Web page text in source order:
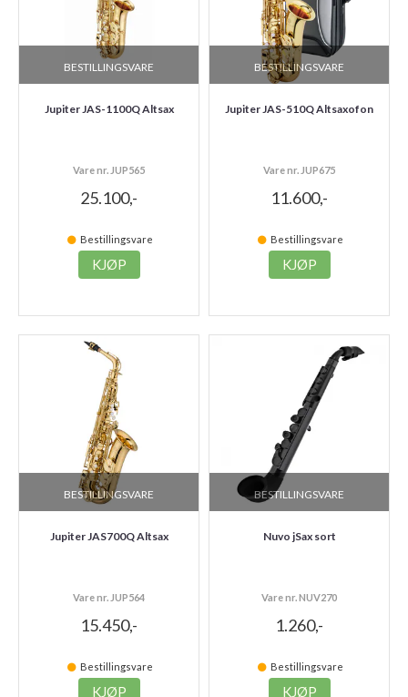
BESTILLINGSVARE
Jupiter JAS-1100Q Altsax
Vare nr. JUP565
25.100,-
Bestillingsvare
KJØP
BESTILLINGSVARE
Jupiter JAS-510Q Altsaxofon
Vare nr. JUP675
11.600,-
Bestillingsvare
KJØP
BESTILLINGSVARE
Jupiter JAS700Q Altsax
Vare nr. JUP564
15.450,-
Bestillingsvare
KJØP
BESTILLINGSVARE
Nuvo jSax sort
Vare nr. NUV270
1.260,-
Bestillingsvare
KJØP